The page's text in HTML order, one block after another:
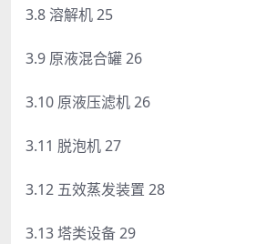
3.8 溶解机 25
3.9 原液混合罐 26
3.10 原液压滤机 26
3.11 脱泡机 27
3.12 五效蒸发装置 28
3.13 塔类设备 29